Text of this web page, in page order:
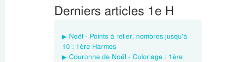
Derniers articles 1e H
Noël - Points à relier, nombres jusqu'à
10 : 1ère Harmos
Couronne de Noël - Coloriage : 1ère